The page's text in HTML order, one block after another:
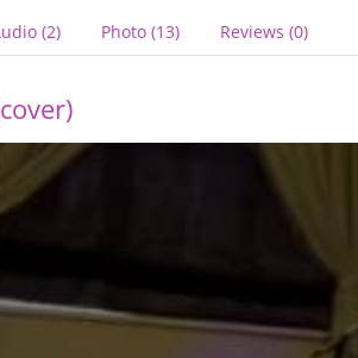
(2) Photo (13) Reviews (0)